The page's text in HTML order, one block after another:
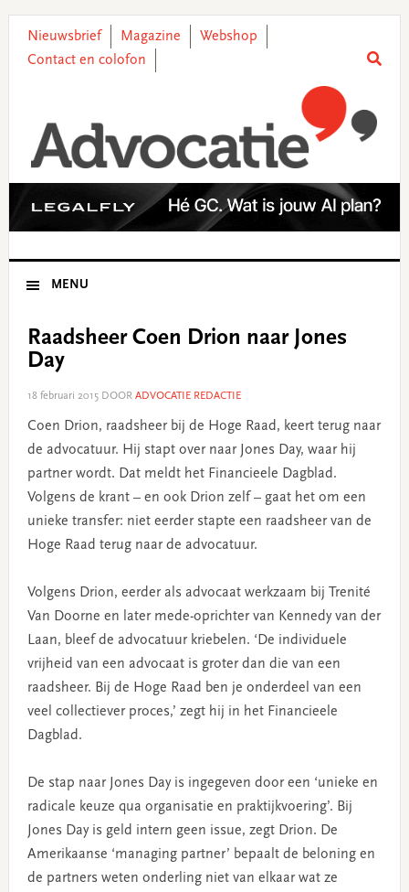
primary
main
primary
footer
Nieuwsbrief Magazine
Webshop
Contact en colofon
MENU
Raadsheer Coen Drion naar Jones
Day
18 februari 2015DOOR ADVOCATIE REDACTIE
Coen Drion, raadsheer bij de Hoge Raad, keert terug naar
de advocatuur. Hij stapt over naar Jones Day, waar hij
partner wordt. Dat meldt het Financieele Dagblad.
Volgens de krant – en ook Drion zelf – gaat het om een
unieke transfer: niet eerder stapte een raadsheer van de
Hoge Raad terug naar de advocatuur.
Volgens Drion, eerder als advocaat werkzaam bij Trenité
Van Doorne en later mede-oprichter van Kennedy van der
Laan, bleef de advocatuur kriebelen. ‘De individuele
vrijheid van een advocaat is groter dan die van een
raadsheer. Bij de Hoge Raad ben je onderdeel van een
veel collectiever proces,’ zegt hij in het Financieele
Dagblad.
De stap naar Jones Day is ingegeven door een ‘unieke en
radicale keuze qua organisatie en praktijkvoering’. Bij
Jones Day is geld intern geen issue, zegt Drion. De
Amerikaanse ‘managing partner’ bepaalt de beloning en
de partners weten onderling niet van elkaar wat ze